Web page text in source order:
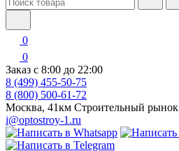
0
0
Заказ с 8:00 до 22:00
8 (499) 455-50-75
8 (800) 500-61-72
Москва, 41км Строительный рынок
i@optostroy-1.ru